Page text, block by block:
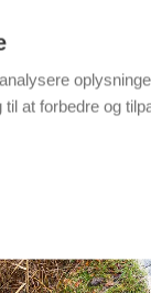
at forbedre og